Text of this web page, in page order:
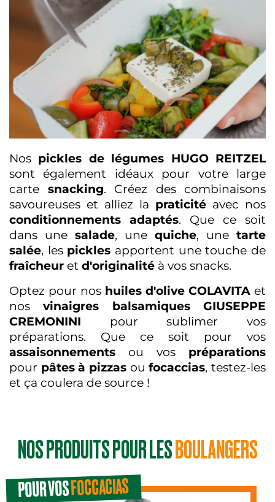
Nos pickles de légumes HUGO REITZEL
sont également idéaux pour votre large
carte snacking. Créez des combinaisons
savoureuses et alliez la praticité avec nos
conditionnements adaptés. Que ce soit
dans une salade, une quiche, une tarte
salée, les pickles apportent une touche de
fraîcheur et d'originalité à vos snacks.
Optez pour nos huiles d'olive COLAVITA et
nosvinaigres balsamiques GIUSEPPE
CREMONINI pour sublimer vos
préparations. Que ce soit pour vos
assaisonnements ou vos préparations
pour pâtes à pizzas oufocaccias, testez-les
et ça coulera de source !
NOS PRODUITS POUR LES BOULANGERS
POUR VOSFOCCACIAS